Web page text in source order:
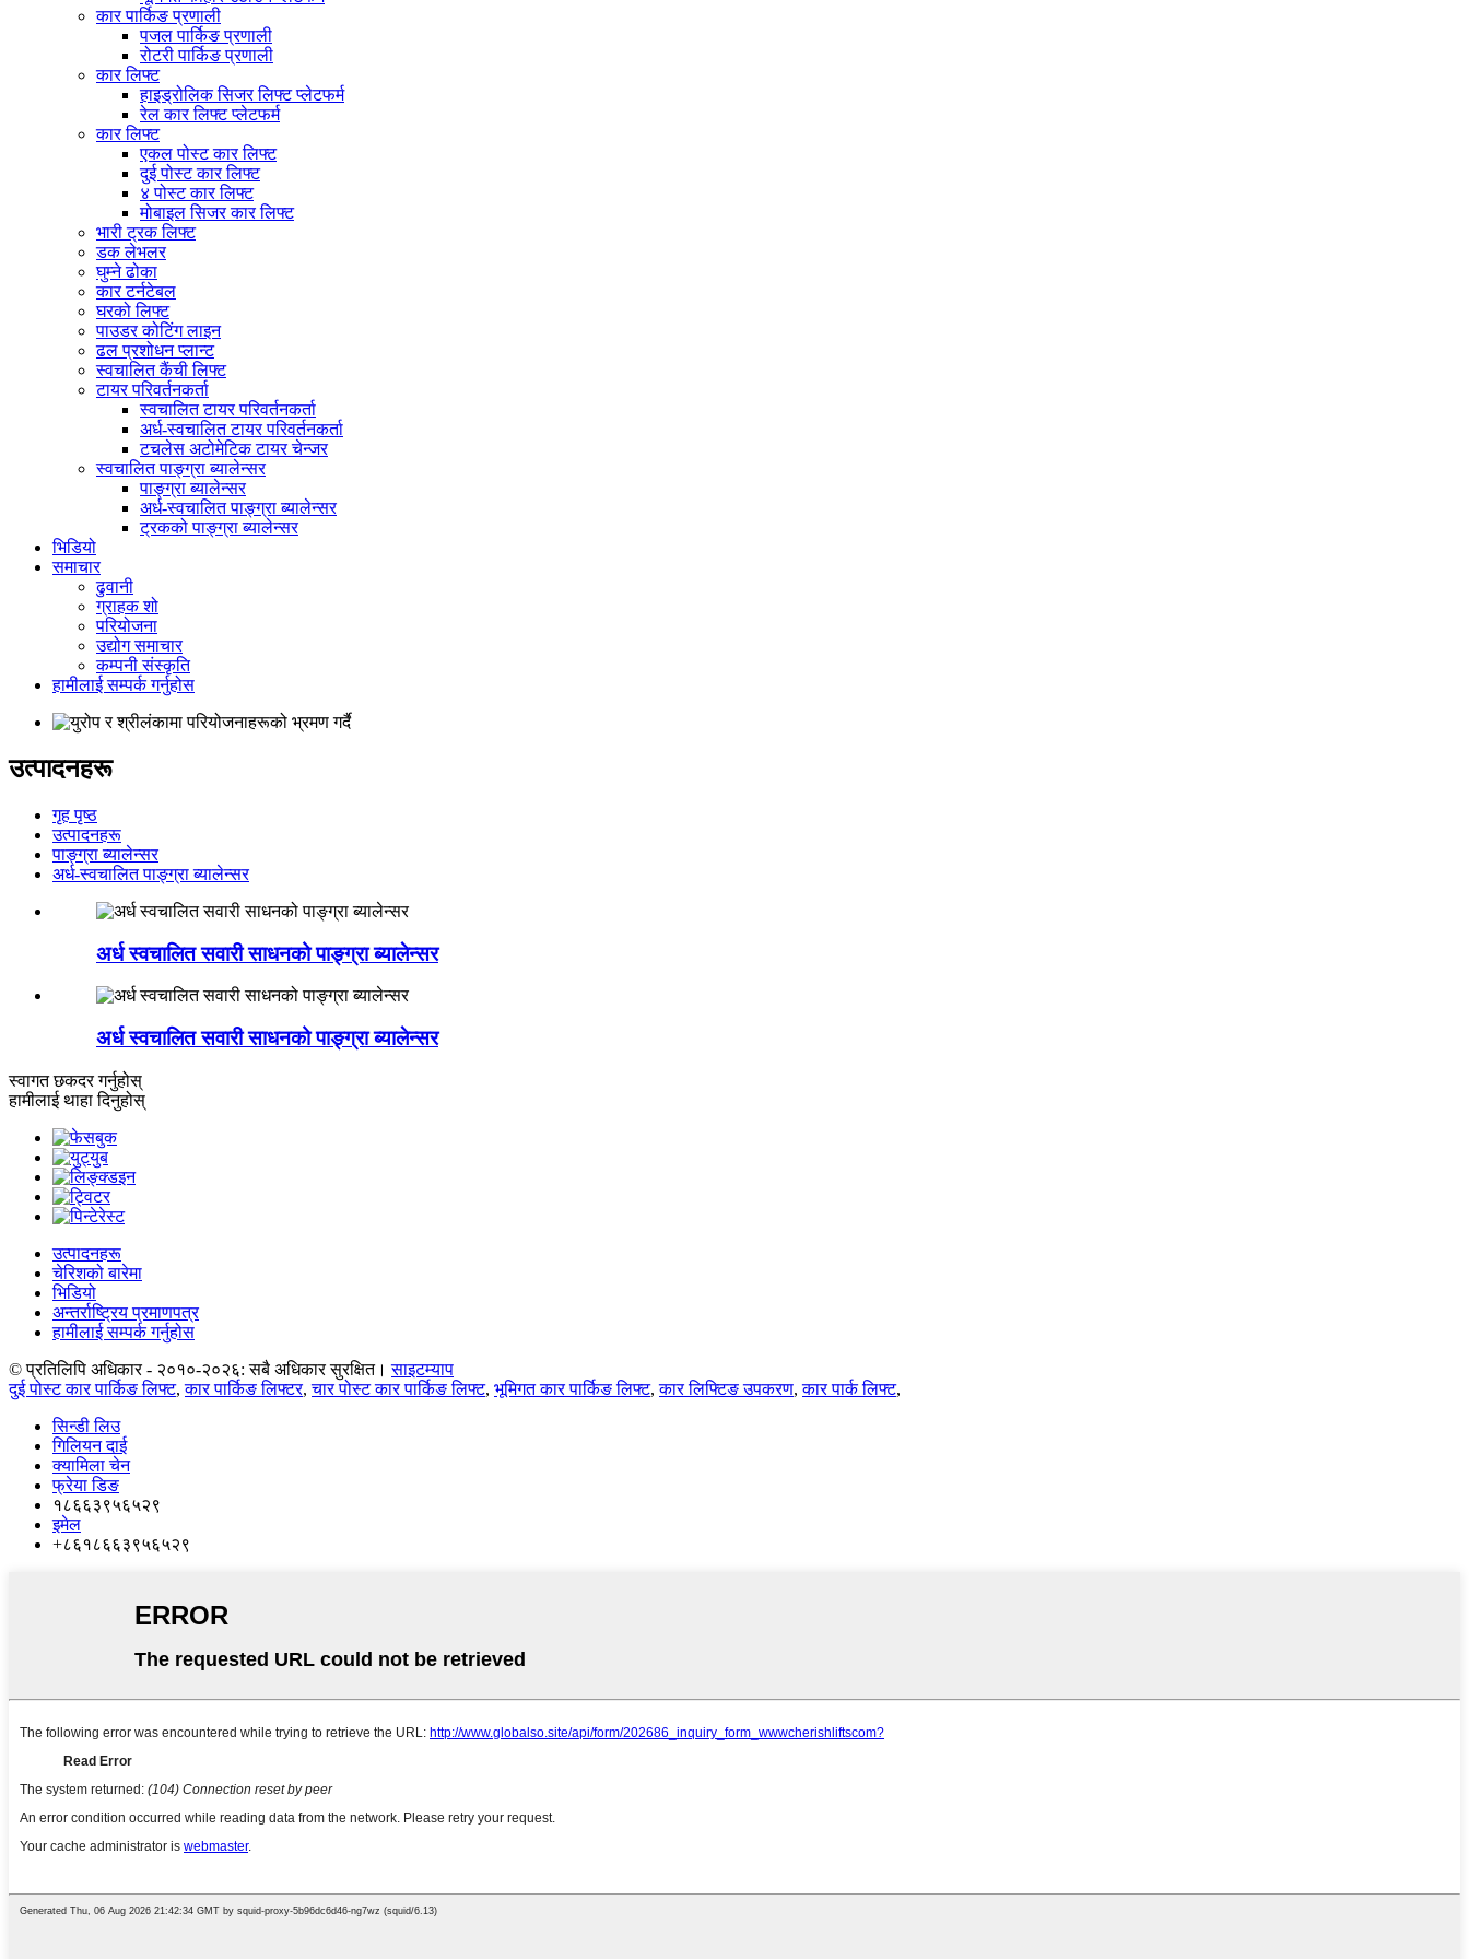
कार पार्किङ प्रणाली
पजल पार्किङ प्रणाली
रोटरी पार्किङ प्रणाली
कार लिफ्ट
हाइड्रोलिक सिजर लिफ्ट प्लेटफर्म
रेल कार लिफ्ट प्लेटफर्म
कार लिफ्ट
एकल पोस्ट कार लिफ्ट
दुई पोस्ट कार लिफ्ट
४ पोस्ट कार लिफ्ट
मोबाइल सिजर कार लिफ्ट
भारी ट्रक लिफ्ट
डक लेभलर
घुम्ने ढोका
कार टर्नटेबल
घरको लिफ्ट
पाउडर कोटिंग लाइन
ढल प्रशोधन प्लान्ट
स्वचालित कैंची लिफ्ट
टायर परिवर्तनकर्ता
स्वचालित टायर परिवर्तनकर्ता
अर्ध-स्वचालित टायर परिवर्तनकर्ता
टचलेस अटोमेटिक टायर चेन्जर
स्वचालित पाङ्ग्रा ब्यालेन्सर
पाङ्ग्रा ब्यालेन्सर
अर्ध-स्वचालित पाङ्ग्रा ब्यालेन्सर
ट्रकको पाङ्ग्रा ब्यालेन्सर
भिडियो
समाचार
ढुवानी
ग्राहक शो
परियोजना
उद्योग समाचार
कम्पनी संस्कृति
हामीलाई सम्पर्क गर्नुहोस
उत्पादनहरू
गृह पृष्ठ
उत्पादनहरू
पाङ्ग्रा ब्यालेन्सर
अर्ध-स्वचालित पाङ्ग्रा ब्यालेन्सर
अर्ध स्वचालित सवारी साधनको पाङ्ग्रा ब्यालेन्सर
अर्ध स्वचालित सवारी साधनको पाङ्ग्रा ब्यालेन्सर
स्वागत छकदर गर्नुहोस्
हामीलाई थाहा दिनुहोस्
उत्पादनहरू
चेरिशको बारेमा
भिडियो
अन्तर्राष्ट्रिय प्रमाणपत्र
हामीलाई सम्पर्क गर्नुहोस
© प्रतिलिपि अधिकार - २०१०-२०२६: सबै अधिकार सुरक्षित। साइटम्याप
दुई पोस्ट कार पार्किङ लिफ्ट,कार पार्किङ लिफ्टर,चार पोस्ट कार पार्किङ लिफ्ट, भूमिगत कार पार्किङ लिफ्ट,कार लिफ्टिङ उपकरण,कार पार्क लिफ्ट,
सिन्डी लिउ
गिलियन दाई
क्यामिला चेन
फ्रेया डिङ
१८६६३९५६५२९
इमेल
+८६१८६६३९५६५२९